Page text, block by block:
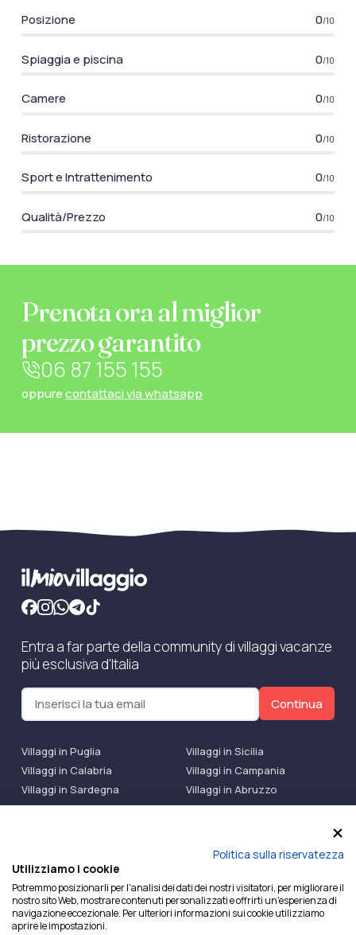
Posizione 0/10
Spiaggia e piscina 0/10
Camere 0/10
Ristorazione 0/10
Sport e Intrattenimento 0/10
Qualità/Prezzo 0/10
Prenota ora al miglior
prezzo garantito
06 87 155 155
oppurecontattaci via whatsapp
Entra a far parte della community di villaggi vacanze
più esclusiva d'Italia
Continua
Villaggi in Puglia
Villaggi in Sicilia
Villaggi in Calabria
Villaggi in Campania
Villaggi in Sardegna
Villaggi in Abruzzo
Villaggi Bluserena
Villaggi TH Resort
Ilmiovillaggio è un marchio di Ekiwi S.r.l.
Licenza Agenzia Viaggi e Turismo n° 2015/0133251 del
26/02/2015 e coperta da RC per Agenzia di Viaggi n°
OX00081147 REVO Specialty LiabilityXTravel Agencies.
Politica sulla riservatezza
Utilizziamo i cookie
Potremmo posizionarli per l'analisi dei dati dei nostri visitatori, per migliorare il
nostro sito Web, mostrare contenuti personalizzati e offrirti un'esperienza di
navigazione eccezionale. Per ulteriori informazioni sui cookie utilizziamo
aprire le impostazioni.